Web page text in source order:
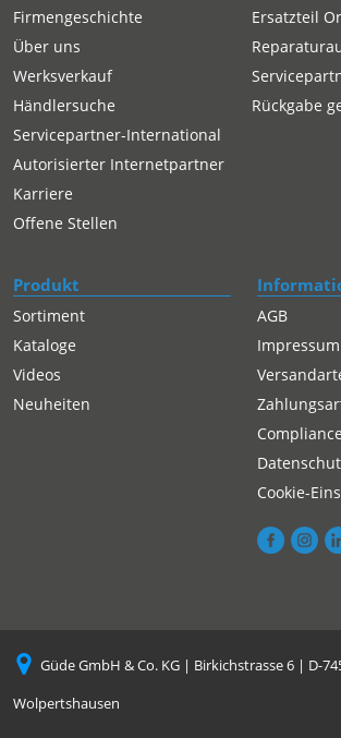
Firmengeschichte
Über uns
Werksverkauf
Händlersuche
Servicepartner-International
Autorisierter Internetpartner
Karriere
Offene Stellen
Ersatzteil
Rückgabe
Produkt
Sortiment
Kataloge
Videos
Neuheiten
AGB
Impressum
Compliance
Cookie-
Güde GmbH & Co. KG | Birkichstrasse 6 | D-
Wolpertshausen